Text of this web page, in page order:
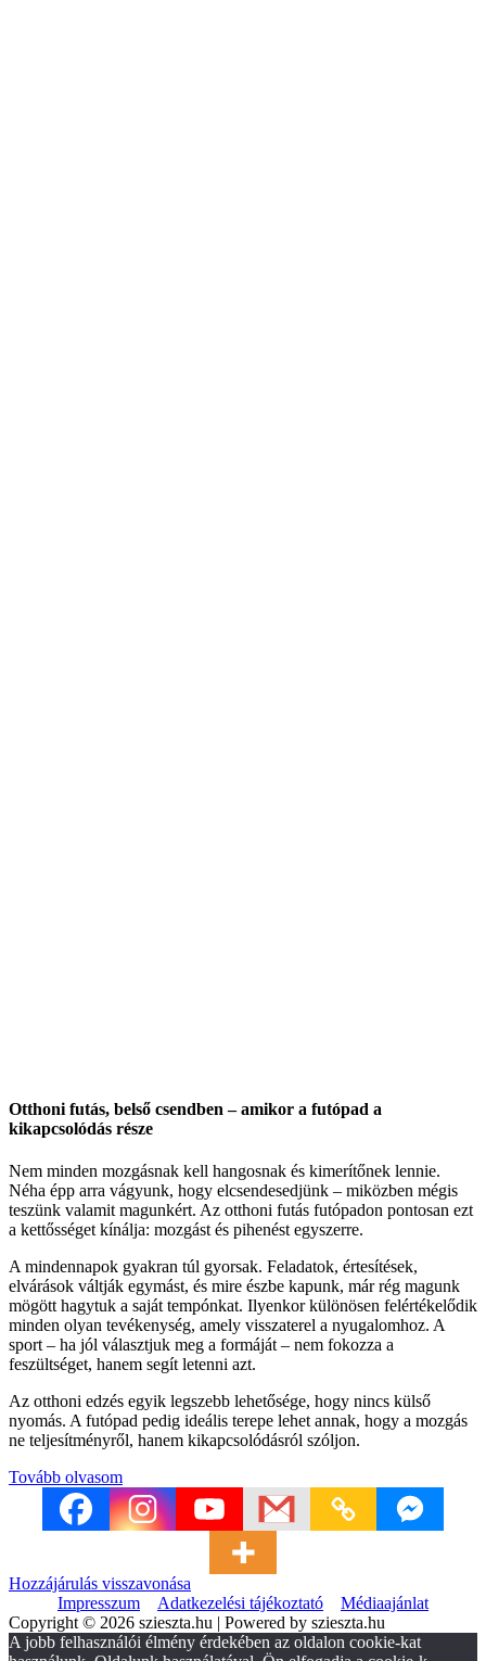
Otthoni futás, belső csendben – amikor a futópad a
kikapcsolódás része
Nem minden mozgásnak kell hangosnak és kimerítőnek lennie.
Néha épp arra vágyunk, hogy elcsendesedjünk – miközben mégis
teszünk valamit magunkért. Az otthoni futás futópadon pontosan ezt
a kettősséget kínálja: mozgást és pihenést egyszerre.
A mindennapok gyakran túl gyorsak. Feladatok, értesítések,
elvárások váltják egymást, és mire észbe kapunk, már rég magunk
mögött hagytuk a saját tempónkat. Ilyenkor különösen felértékelődik
minden olyan tevékenység, amely visszaterel a nyugalomhoz. A
sport – ha jól választjuk meg a formáját – nem fokozza a
feszültséget, hanem segít letenni azt.
Az otthoni edzés egyik legszebb lehetősége, hogy nincs külső
nyomás. A futópad pedig ideális terepe lehet annak, hogy a mozgás
ne teljesítményről, hanem kikapcsolódásról szóljon.
Tovább olvasom
Hozzájárulás visszavonása
Impresszum
Adatkezelési tájékoztató
Médiaajánlat
Copyright © 2026 szieszta.hu | Powered by szieszta.hu
A jobb felhasználói élmény érdekében az oldalon cookie-kat